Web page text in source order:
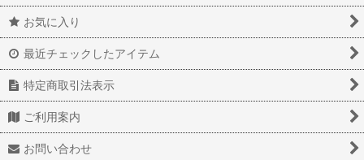
お気に入り
最近チェックしたアイテム
特定商取引法表示
ご利用案内
お問い合わせ